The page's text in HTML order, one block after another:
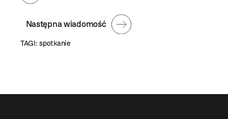
Następna wiadomość
TAGI:spotkanie